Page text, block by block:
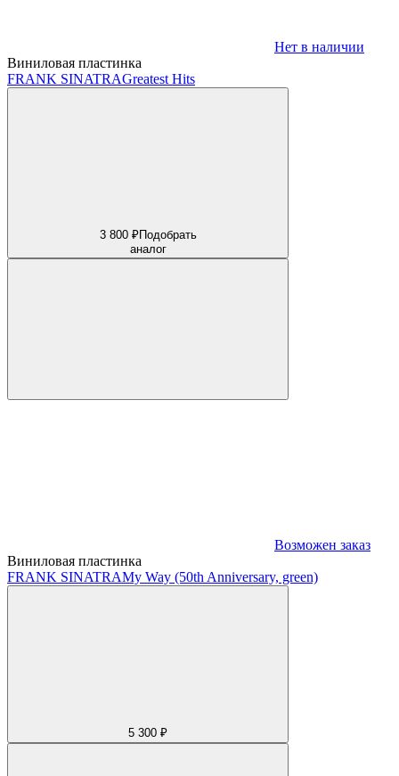
Нет в наличии
Виниловая пластинка
FRANK SINATRAGreatest Hits
3 800 ₽Подобрать
аналог
Возможен заказ
Виниловая пластинка
FRANK SINATRAMy Way (50th Anniversary, green)
5 300 ₽